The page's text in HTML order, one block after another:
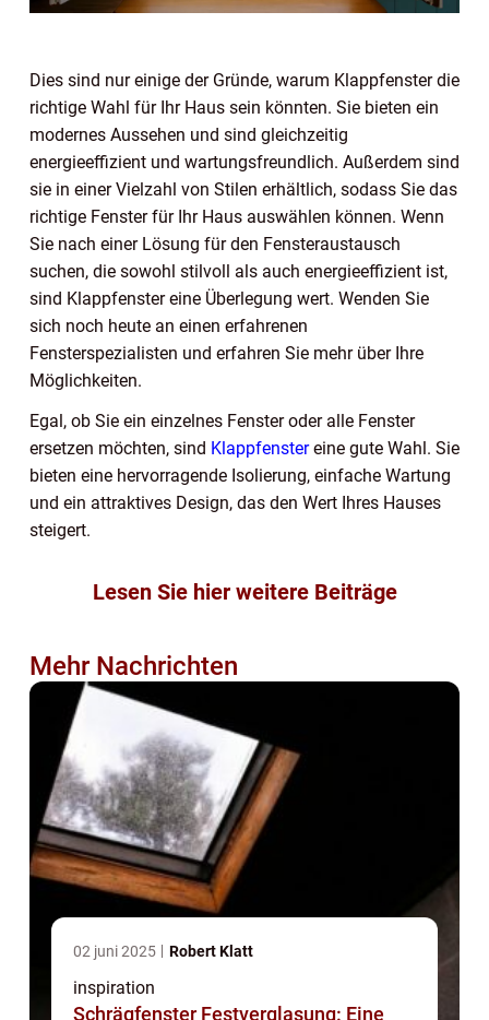
Dies sind nur einige der Gründe, warum Klappfenster die
richtige Wahl für Ihr Haus sein könnten. Sie bieten ein
modernes Aussehen und sind gleichzeitig
energieeffizient und wartungsfreundlich. Außerdem sind
sie in einer Vielzahl von Stilen erhältlich, sodass Sie das
richtige Fenster für Ihr Haus auswählen können. Wenn
Sie nach einer Lösung für den Fensteraustausch
suchen, die sowohl stilvoll als auch energieeffizient ist,
sind Klappfenster eine Überlegung wert. Wenden Sie
sich noch heute an einen erfahrenen
Fensterspezialisten und erfahren Sie mehr über Ihre
Möglichkeiten.
Egal, ob Sie ein einzelnes Fenster oder alle Fenster
ersetzen möchten, sind Klappfenstereine gute Wahl. Sie
bieten eine hervorragende Isolierung, einfache Wartung
und ein attraktives Design, das den Wert Ihres Hauses
steigert.
Lesen Sie hier weitere Beiträge
Mehr Nachrichten
02 juni 2025 Robert Klatt
inspiration
Schrägfenster Festverglasung: Eine